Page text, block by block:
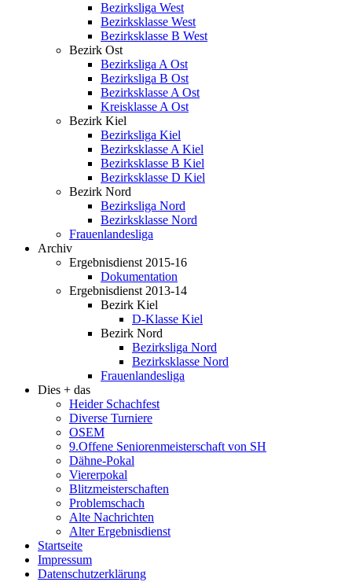
Bezirksliga West
Bezirksklasse West
Bezirksklasse B West
Bezirk Ost
Bezirksliga A Ost
Bezirksliga B Ost
Bezirksklasse A Ost
Kreisklasse A Ost
Bezirk Kiel
Bezirksliga Kiel
Bezirksklasse A Kiel
Bezirksklasse B Kiel
Bezirksklasse D Kiel
Bezirk Nord
Bezirksliga Nord
Bezirksklasse Nord
Frauenlandesliga
Archiv
Ergebnisdienst 2015-16
Dokumentation
Ergebnisdienst 2013-14
Bezirk Kiel
D-Klasse Kiel
Bezirk Nord
Bezirksliga Nord
Bezirksklasse Nord
Frauenlandesliga
Dies + das
Heider Schachfest
Diverse Turniere
OSEM
9.Offene Seniorenmeisterschaft von SH
Dähne-Pokal
Viererpokal
Blitzmeisterschaften
Problemschach
Alte Nachrichten
Alter Ergebnisdienst
Startseite
Impressum
Datenschutzerklärung